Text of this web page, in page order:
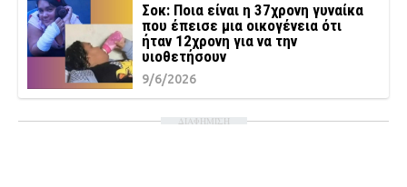
Σοκ: Ποια είναι η 37χρονη γυναίκα
που έπεισε μια οικογένεια ότι
ήταν 12χρονη για να την
υιοθετήσουν
9/6/2026
ΔΙΑΦΗΜΙΣΗ